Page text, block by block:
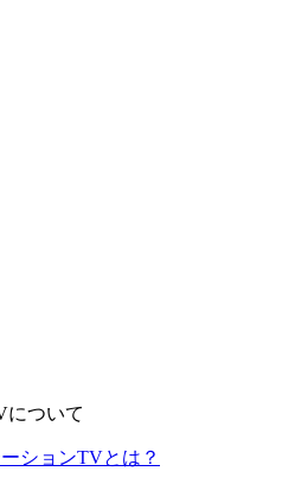
について
ションTVとは？